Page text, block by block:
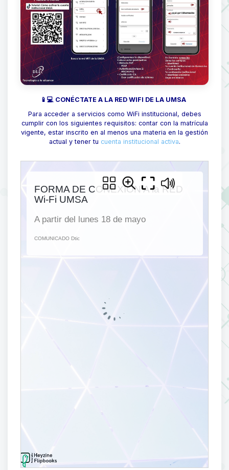
📱💻 CONÉCTATE A LA RED WIFI DE LA UMSA
Para acceder a servicios como WiFi institucional, debes
cumplir con los siguientes requisitos: contar con la matrícula
vigente, estar inscrito en al menos una materia en la gestión
actual y tener tu cuenta institucional activa.